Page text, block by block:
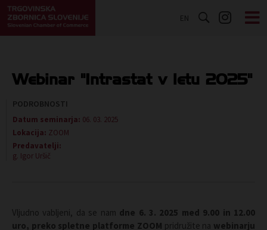
EN
Webinar "Intrastat v letu 2025"
PODROBNOSTI
Datum seminarja: 06. 03. 2025
Lokacija: ZOOM
Predavatelji:
g. Igor Uršič
Vljudno vabljeni, da se nam dne 6. 3. 2025 med 9.00 in 12.00
uro, preko spletne platforme ZOOM pridružite na webinarju